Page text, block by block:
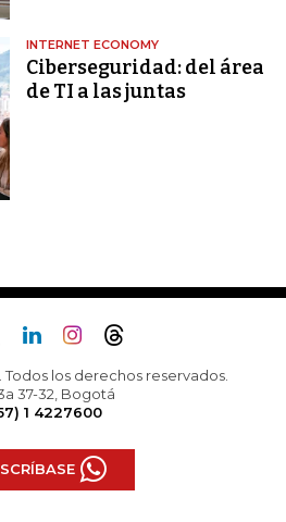
INTERNET ECONOMY
Ciberseguridad: del área
de TI a las juntas
Todos los derechos reservados.
37-32, Bogotá
1 4227600